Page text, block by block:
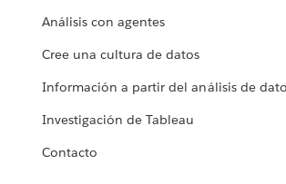
Análisis con agentes
Cree una cultura de datos
Información a partir del análisis de
Investigación de Tableau
Contacto